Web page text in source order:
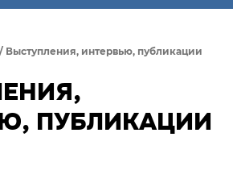
/ Выступления, интервью, публикации
ПУБЛИКАЦИИ